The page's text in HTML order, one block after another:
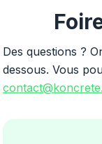
Des questions ?
dessous. Vous